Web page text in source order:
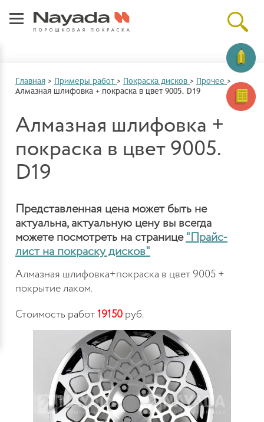
Главная > Примеры работ > Покраска дисков > Прочее >
Алмазная шлифовка + покраска в цвет 9005. D19
Алмазная шлифовка +
покраска в цвет 9005.
D19
Представленная цена может быть не
актуальна, актуальную цену вы всегда
можете посмотреть на странице "Прайс-
лист на покраску дисков"
Алмазная шлифовка+покраска в цвет 9005 +
покрытие лаком.
Стоимость работ 19150 руб.